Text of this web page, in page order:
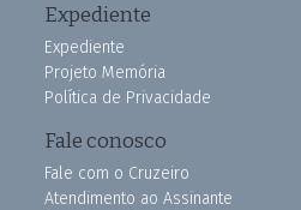
Expediente
Expediente
Projeto Memória
Política de Privacidade
Fale conosco
Fale com o Cruzeiro
Atendimento ao Assinante